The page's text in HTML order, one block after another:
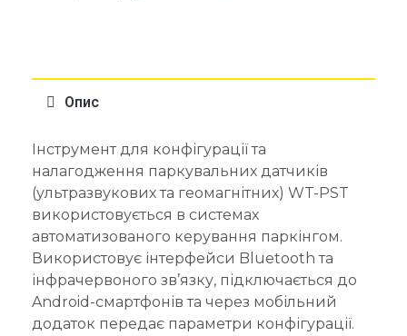
Опис
Інструмент для конфігурації та
налагодження паркувальних датчиків
(ультразвукових та геомагнітних) WT-PST
використовується в системах
автоматизованого керування паркінгом.
Використовує інтерфейси Bluetooth та
інфрачервоного зв’язку, підключається до
Android-смартфонів та через мобільний
додаток передає параметри конфігурації.